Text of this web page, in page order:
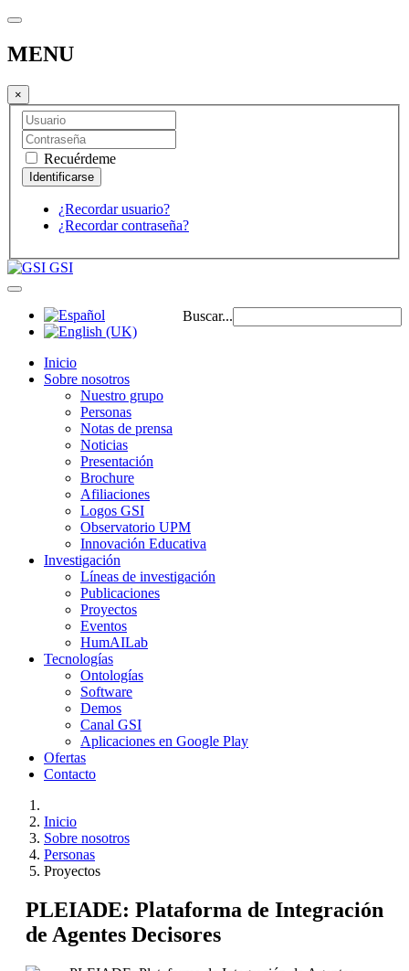
MENU
×
Recuérdeme
¿Recordar usuario?
¿Recordar contraseña?
GSI
Buscar...
Inicio
Sobre nosotros
Nuestro grupo
Personas
Notas de prensa
Noticias
Presentación
Brochure
Afiliaciones
Logos GSI
Observatorio UPM
Innovación Educativa
Investigación
Líneas de investigación
Publicaciones
Proyectos
Eventos
HumAILab
Tecnologías
Ontologías
Software
Demos
Canal GSI
Aplicaciones en Google Play
Ofertas
Contacto
Inicio
Sobre nosotros
Personas
Proyectos
PLEIADE: Plataforma de Integración
de Agentes Decisores